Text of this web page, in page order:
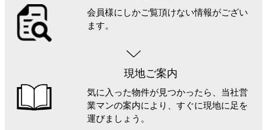
会員様にしかご覧頂けない情報がござい
ます。
現地ご案内
気に入った物件が見つかったら、当社営
業マンの案内により、すぐに現地に足を
運びましょう。